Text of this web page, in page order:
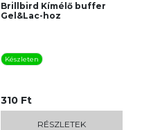
Brillbird Kímélő buffer
Gel&Lac-hoz
Készleten
310 Ft
RÉSZLETEK